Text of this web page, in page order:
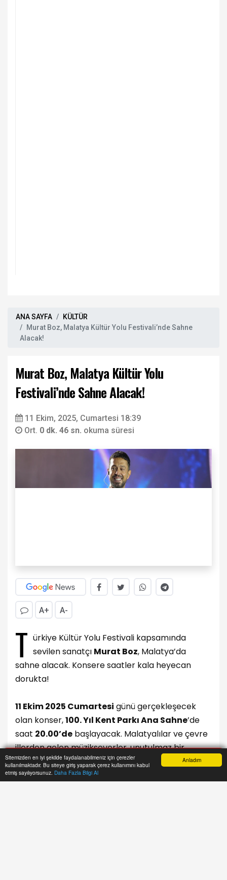
Anladım
Sitemizden en iyi şekilde faydalanabilmeniz için çerezler
kullanılmaktadır. Bu siteye giriş yaparak çerez kullanımını kabul
etmiş sayılıyorsunuz. Daha Fazla Bilgi Al
ANA SAYFA
KÜLTÜR
Murat Boz, Malatya Kültür Yolu Festivali’nde Sahne
Alacak!
Murat Boz, Malatya Kültür Yolu
Festivali’nde Sahne Alacak!
11 Ekim, 2025, Cumartesi 18:39
Ort. 0 dk. 46 sn. okuma süresi
A+ A-
T ürkiye Kültür Yolu Festivali kapsamında
sevilen sanatçı Murat Boz, Malatya’da
sahne alacak. Konsere saatler kala heyecan
dorukta!
11 Ekim 2025 Cumartesi günü gerçekleşecek
olan konser,100. Yıl Kent Parkı Ana Sahne’de
saat 20.00’de başlayacak. Malatyalılar ve çevre
illerden gelen müzikseverler, unutulmaz bir
geceye tanıklık edecek.
Anasayfa Yazarlar Haber Ara İhbar Hattı Menu